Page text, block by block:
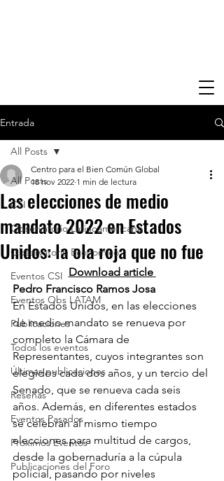
Entrada
All Posts
CSI
Observatorio Latinoamericano
Observatorio Economico
Eventos CSI
Eventos Obs LATAM
Publicaciones
Todos los eventos
Últimas publicaciones
Reseñas
Eventos Pasados
Próximos Eventos
Publicaciones del Foro
All Posts
Las elecciones de medio
mandato 2022 en Estados
Unidos: la ola roja que no fue
Centro para el Bien Común Global
18 nov 2022 1 min de lectura
Download article
Pedro Francisco Ramos Josa
En Estados Unidos, en las elecciones
de medio mandato se renueva por
completo la Cámara de
Representantes, cuyos integrantes son
elegidos cada dos años, y un tercio del
Senado, que se renueva cada seis
años. Además, en diferentes estados
se celebran al mismo tiempo
elecciones para multitud de cargos,
desde la gobernaduría a la cúpula
policial, pasando por niveles